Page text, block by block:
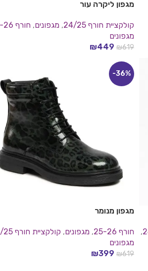
מגפון ליקרה עור
קולקציית חורף 24/25 , מגפונים, חורף 25-26
מגפונים
₪619
₪449
,
-36%
מגפון מנומר
חורף 25-26 , מגפונים, קולקציית חורף 24/25
מגפונים
₪619
₪399